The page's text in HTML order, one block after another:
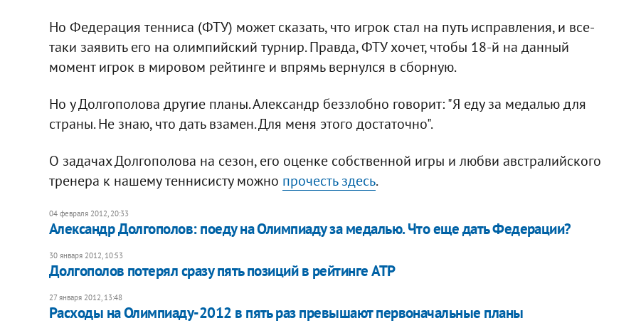
Но Федерация тенниса (ФТУ) может сказать, что игрок стал на путь исправления, и все-
таки заявить его на олимпийский турнир. Правда, ФТУ хочет, чтобы 18-й на данный
момент игрок в мировом рейтинге и впрямь вернулся в сборную.
Но у Долгополова другие планы. Александр беззлобно говорит: "Я еду за медалью для
страны. Не знаю, что дать взамен. Для меня этого достаточно".
О задачах Долгополова на сезон, его оценке собственной игры и любви австралийского
тренера к нашему теннисисту можно прочесть здесь.
04 февраля 2012, 20:33
Александр Долгополов: поеду на Олимпиаду за медалью. Что еще дать Федерации?
30 января 2012, 10:53
Долгополов потерял сразу пять позиций в рейтинге ATP
27 января 2012, 13:48
Расходы на Олимпиаду-2012 в пять раз превышают первоначальные планы